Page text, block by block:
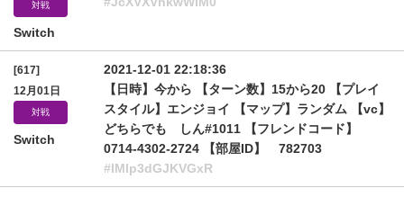
対戦
Switch
[617]
12月01日
対戦
Switch
2021-12-01 22:18:36
【日時】今から 【ターン数】15から20 【プレイ
スタイル】エンジョイ 【マップ】ランダム 【vc】
どちらでも しん#1011 【フレンドコード】
0714-4302-2724 【部屋ID】 782703
#IMlp3dGJKVGxR